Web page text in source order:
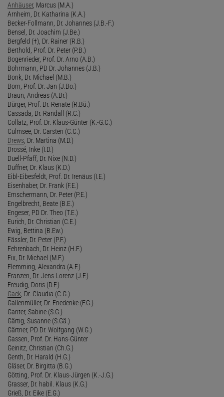
Anhäuser, Marcus (M.A.)
Arnheim, Dr. Katharina (K.A.)
Becker-Follmann, Dr. Johannes (J.B.-F.)
Bensel, Dr. Joachim (J.Be.)
Bergfeld (†), Dr. Rainer (R.B.)
Berthold, Prof. Dr. Peter (P.B.)
Bogenrieder, Prof. Dr. Arno (A.B.)
Bohrmann, PD Dr. Johannes (J.B.)
Bonk, Dr. Michael (M.B.)
Born, Prof. Dr. Jan (J.Bo.)
Braun, Andreas (A.Br.)
Bürger, Prof. Dr. Renate (R.Bü.)
Cassada, Dr. Randall (R.C.)
Collatz, Prof. Dr. Klaus-Günter (K.-G.C.)
Culmsee, Dr. Carsten (C.C.)
Drews , Dr. Martina (M.D.)
Drossé, Inke (I.D.)
Duell-Pfaff, Dr. Nixe (N.D.)
Duffner, Dr. Klaus (K.D.)
Eibl-Eibesfeldt, Prof. Dr. Irenäus (I.E.)
Eisenhaber, Dr. Frank (F.E.)
Emschermann, Dr. Peter (P.E.)
Engelbrecht, Beate (B.E.)
Engeser, PD Dr. Theo (T.E.)
Eurich, Dr. Christian (C.E.)
Ewig, Bettina (B.Ew.)
Fässler, Dr. Peter (P.F.)
Fehrenbach, Dr. Heinz (H.F.)
Fix, Dr. Michael (M.F.)
Flemming, Alexandra (A.F.)
Franzen, Dr. Jens Lorenz (J.F.)
Freudig, Doris (D.F.)
Gack , Dr. Claudia (C.G.)
Gallenmüller, Dr. Friederike (F.G.)
Ganter, Sabine (S.G.)
Gärtig, Susanne (S.Gä.)
Gärtner, PD Dr. Wolfgang (W.G.)
Gassen, Prof. Dr. Hans-Günter
Geinitz, Christian (Ch.G.)
Genth, Dr. Harald (H.G.)
Gläser, Dr. Birgitta (B.G.)
Götting, Prof. Dr. Klaus-Jürgen (K.-J.G.)
Grasser, Dr. habil. Klaus (K.G.)
Grieß, Dr. Eike (E.G.)